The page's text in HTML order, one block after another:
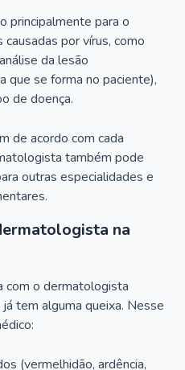
principalmente para o
por vírus, como
da lesão
que se forma no paciente),
de doença.
de acordo com cada
também pode
outras especialidades e
na
com o dermatologista
tem alguma queixa. Nesse
(vermelhidão, ardência,